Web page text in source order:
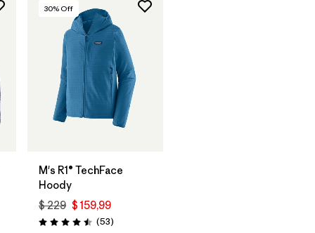
30% Off
M's R1® TechFace
Hoody
$ 229 $ 159,99
Valoración: 4.5 / 5
(53Comentarios
)